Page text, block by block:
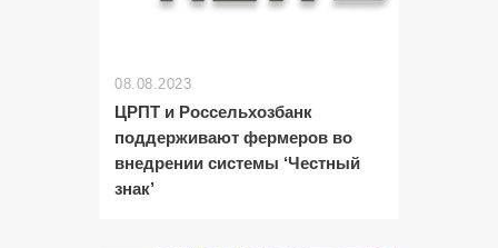
08.08.2023
ЦРПТ и Россельхозбанк
поддерживают фермеров во
внедрении системы ‘Честный
знак’